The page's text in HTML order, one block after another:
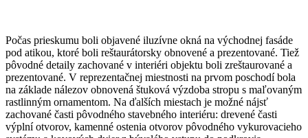
Počas prieskumu boli objavené iluzívne okná na východnej fasáde
pod atikou, ktoré boli reštaurátorsky obnovené a prezentované. Tiež
pôvodné detaily zachované v interiéri objektu boli zreštaurované a
prezentované. V reprezentačnej miestnosti na prvom poschodí bola
na základe nálezov obnovená štuková výzdoba stropu s maľovaným
rastlinným ornamentom. Na ďalších miestach je možné nájsť
zachované časti pôvodného stavebného interiéru: drevené časti
výplní otvorov, kamenné ostenia otvorov pôvodného vykurovacieho